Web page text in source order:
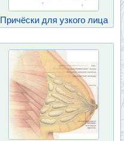
Причёски для узкого лица